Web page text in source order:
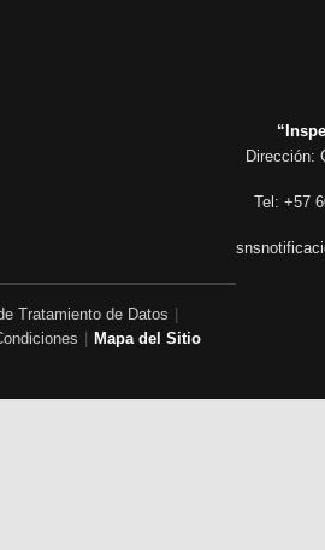
Dirección:
Tel: +57
Tratamiento de Datos
Mapa del Sitio